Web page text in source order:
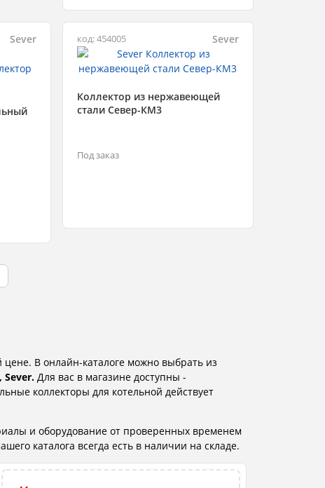
Sever код: 454005 Sever
Коллектор из нержавеющей
стали Север-КМ3
Под заказ
цене. В онлайн-каталоге можно выбрать из
Sever. Для вас в магазине доступны -
коллекторы для котельной действует
и оборудование от проверенных временем
каталога всегда есть в наличии на складе.